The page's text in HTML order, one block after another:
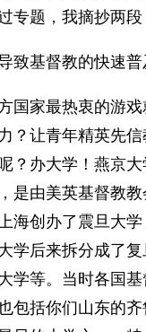
专题，我摘抄两段
致基督教的快速普
国家最热衷的游
？让青年精英先
？办大学！燕京
是由美英基督教教
海创办了震旦大
学后来拆分成了
学等。当时各国
包括你们山东的